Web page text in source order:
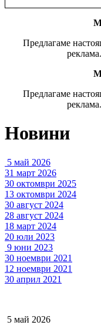
Предлагаме
Предлагаме
Новини
5 май 2026
31 март 2026
30 октомври 2025
13 октомври 2024
30 август 2024
28 август 2024
18 март 2024
20 юли 2023
9 юни 2023
30 ноември 2021
12 ноември 2021
30 април 2021
5 май 2026